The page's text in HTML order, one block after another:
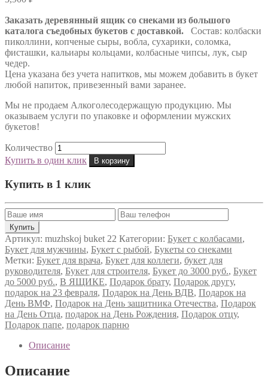
Заказать деревянный ящик со снеками из большого
каталога съедобных букетов с доставкой.
Состав: колбаски
пиколлини, копченые сыры, вобла, сухарики, соломка,
фисташки, кальиары кольцами, колбасные чипсы, лук, сыр
чедер.
Цена указана без учета напитков, мы можем добавить в букет
любой напиток, привезенный вами заранее.
Мы не продаем Алкоголесодержащую продукцию. Мы
оказываем услуги по упаковке и оформлении мужских
букетов!
Количество
Купить в один клик
В корзину
Купить в 1 клик
Артикул: muzhskoj buket 22 Категории: Букет с колбасами,
Букет для мужчины, Букет с рыбой, Букеты со снеками
Метки: Букет для врача, Букет для коллеги, букет для
руководителя, Букет для строителя, Букет до 3000 руб., Букет
до 5000 руб., В ЯЩИКЕ, Подарок брату, Подарок другу,
подарок на 23 февраля, Подарок на День ВДВ, Подарок на
День ВМФ, Подарок на День защитника Отечества, Подарок
на День Отца, подарок на День Рождения, Подарок отцу,
Подарок папе, подарок парню
Описание
Описание